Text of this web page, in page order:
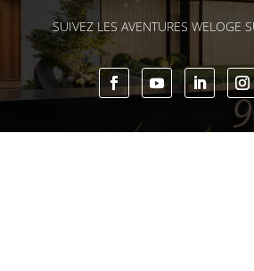
SUIVEZ LES AVENTURES WELOGE